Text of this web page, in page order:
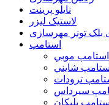
نایلو پرینت
لاستیک لیزر
بلک تونر مهرسازی
استامپ
استامپ موبي
استامپ شايني
ترودات
سيرداس
استامپ پلیکان